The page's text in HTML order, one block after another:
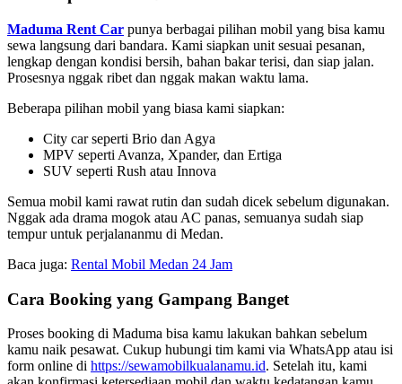
Maduma Rent Car punya berbagai pilihan mobil yang bisa kamu
sewa langsung dari bandara. Kami siapkan unit sesuai pesanan,
lengkap dengan kondisi bersih, bahan bakar terisi, dan siap jalan.
Prosesnya nggak ribet dan nggak makan waktu lama.
Beberapa pilihan mobil yang biasa kami siapkan:
City car seperti Brio dan Agya
MPV seperti Avanza, Xpander, dan Ertiga
SUV seperti Rush atau Innova
Semua mobil kami rawat rutin dan sudah dicek sebelum digunakan.
Nggak ada drama mogok atau AC panas, semuanya sudah siap
tempur untuk perjalananmu di Medan.
Baca juga: Rental Mobil Medan 24 Jam
Cara Booking yang Gampang Banget
Proses booking di Maduma bisa kamu lakukan bahkan sebelum
kamu naik pesawat. Cukup hubungi tim kami via WhatsApp atau isi
form online di https://sewamobilkualanamu.id. Setelah itu, kami